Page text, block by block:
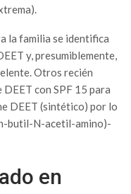
la familia se identifica
y, presumiblemente,
Otros recién
con SPF 15 para
DEET (sintético) por lo
butil-N-acetil-amino)-
en